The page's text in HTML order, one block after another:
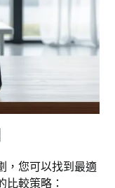
，您可以找到最適
較策略：